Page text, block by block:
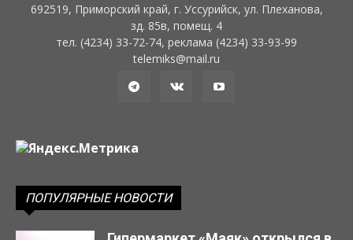
692519, Приморский край, г. Уссурийск, ул. Плеханова,
зд. 85в, помещ. 4
тел. (4234) 33-72-74, реклама (4234) 33-93-99
telemiks@mail.ru
ПОПУЛЯРНЫЕ НОВОСТИ